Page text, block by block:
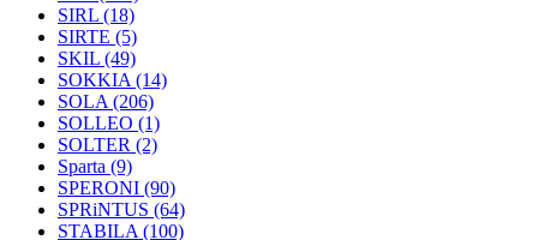
SIRL (18)
SIRTE (5)
SKIL (49)
SOKKIA (14)
SOLA (206)
SOLLEO (1)
SOLTER (2)
Sparta (9)
SPERONI (90)
SPRiNTUS (64)
STABILA (100)